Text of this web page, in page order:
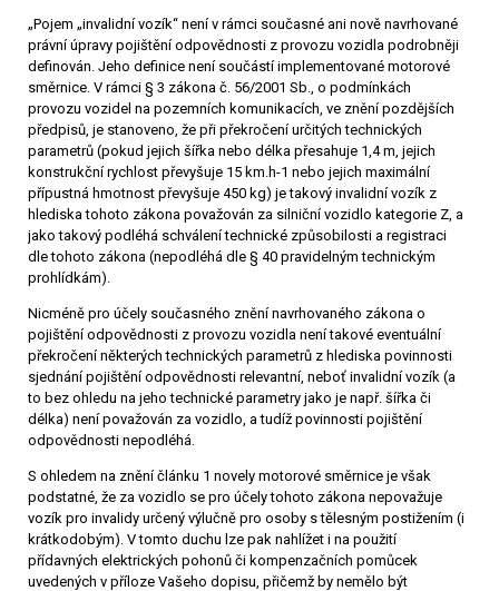
„Pojem „invalidní vozík“ není v rámci současné ani nově navrhované
právní úpravy pojištění odpovědnosti z provozu vozidla podrobněji
definován. Jeho definice není součástí implementované motorové
směrnice. V rámci § 3 zákona č. 56/2001 Sb., o podmínkách
provozu vozidel na pozemních komunikacích, ve znění pozdějších
předpisů, je stanoveno, že při překročení určitých technických
parametrů (pokud jejich šířka nebo délka přesahuje 1,4 m, jejich
konstrukční rychlost převyšuje 15 km.h-1 nebo jejich maximální
přípustná hmotnost převyšuje 450 kg) je takový invalidní vozík z
hlediska tohoto zákona považován za silniční vozidlo kategorie Z, a
jako takový podléhá schválení technické způsobilosti a registraci
dle tohoto zákona (nepodléhá dle § 40 pravidelným technickým
prohlídkám).
Nicméně pro účely současného znění navrhovaného zákona o
pojištění odpovědnosti z provozu vozidla není takové eventuální
překročení některých technických parametrů z hlediska povinnosti
sjednání pojištění odpovědnosti relevantní, neboť invalidní vozík (a
to bez ohledu na jeho technické parametry jako je např. šířka či
délka) není považován za vozidlo, a tudíž povinnosti pojištění
odpovědnosti nepodléhá.
S ohledem na znění článku 1 novely motorové směrnice je však
podstatné, že za vozidlo se pro účely tohoto zákona nepovažuje
vozík pro invalidy určený výlučně pro osoby s tělesným postižením (i
krátkodobým). V tomto duchu lze pak nahlížet i na použití
přídavných elektrických pohonů či kompenzačních pomůcek
uvedených v příloze Vašeho dopisu, přičemž by nemělo být